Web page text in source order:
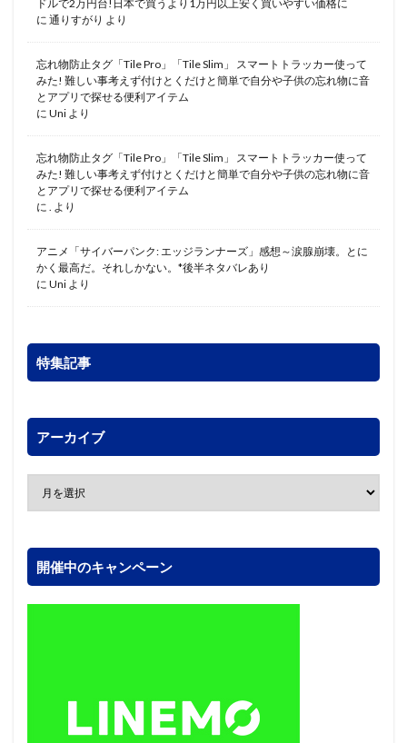
ドルで2万円台!日本で買うより1万円以上安く買いやすい価格に
に 通りすがり より
忘れ物防止タグ「Tile Pro」「Tile Slim」 スマートトラッカー使って
みた! 難しい事考えず付けとくだけと簡単で自分や子供の忘れ物に音
とアプリで探せる便利アイテム
に Uni より
忘れ物防止タグ「Tile Pro」「Tile Slim」 スマートトラッカー使って
みた! 難しい事考えず付けとくだけと簡単で自分や子供の忘れ物に音
とアプリで探せる便利アイテム
に . より
アニメ「サイバーパンク: エッジランナーズ」感想～涙腺崩壊。とに
かく最高だ。それしかない。*後半ネタバレあり
に Uni より
特集記事
アーカイブ
開催中のキャンペーン